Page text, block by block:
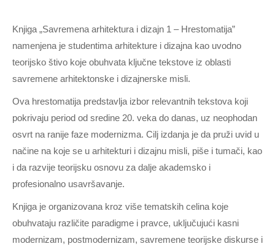
Knjiga „Savremena arhitektura i dizajn 1 – Hrestomatija”
namenjena je studentima arhitekture i dizajna kao uvodno
teorijsko štivo koje obuhvata ključne tekstove iz oblasti
savremene arhitektonske i dizajnerske misli.
Ova hrestomatija predstavlja izbor relevantnih tekstova koji
pokrivaju period od sredine 20. veka do danas, uz neophodan
osvrt na ranije faze modernizma. Cilj izdanja je da pruži uvid u
načine na koje se u arhitekturi i dizajnu misli, piše i tumači, kao
i da razvije teorijsku osnovu za dalje akademsko i
profesionalno usavršavanje.
Knjiga je organizovana kroz više tematskih celina koje
obuhvataju različite paradigme i pravce, uključujući kasni
modernizam, postmodernizam, savremene teorijske diskurse i